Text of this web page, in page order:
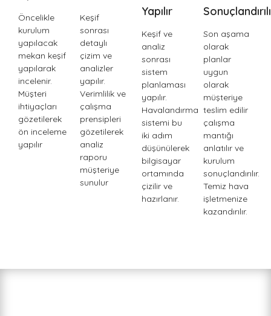
Öncelikle
kurulum
yapılacak
mekan keşif
yapılarak
incelenir.
Müşteri
ihtiyaçları
gözetilerek
ön inceleme
yapılır
Keşif
sonrası
detaylı
çizim ve
analizler
yapılır.
Verimlilik ve
çalışma
prensipleri
gözetilerek
analiz
raporu
müşteriye
sunulur
Yapılır
Keşif ve
analiz
sonrası
sistem
planlaması
yapılır.
Havalandırma
sistemi bu
iki adım
düşünülerek
bilgisayar
ortamında
çizilir ve
hazırlanır.
Son aşama
olarak
planlar
uygun
olarak
müşteriye
teslim edilir
çalışma
mantığı
anlatılır ve
kurulum
sonuçlandırılır.
Temiz hava
işletmenize
kazandırılır.